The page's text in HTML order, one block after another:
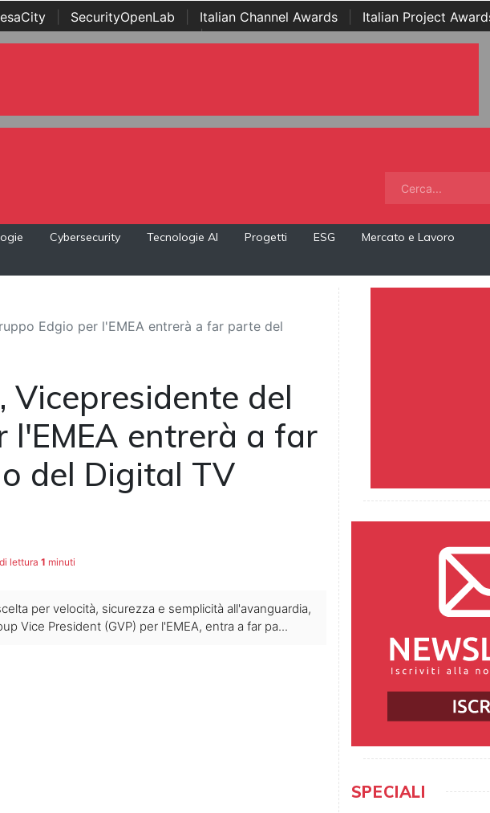
SecurityOpenLab Italian Channel Awards Italian Project
Awards | ...
Cybersecurity Tecnologie AI Progetti ESG
Mercato e Lavoro
Edgio per l'EMEA entrerà a far parte del
del
l'EMEA entrerà a far
del Digital TV
lettura 1 minuti
per velocità, sicurezza e semplicità all'avanguardia,
Vice President (GVP) per l'EMEA, entra a far pa...
SPECIALI